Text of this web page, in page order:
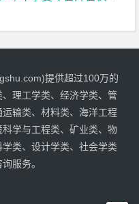
提供超过100万的
理工学类、经济学类、管
输类、材料类、海洋工程
学与工程类、矿业类、物
类、设计学类、社会学类
服务。